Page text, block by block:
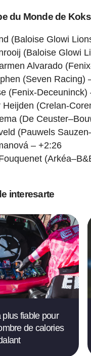
du Monde de
(Baloise Glowi
(Baloise Glowi
Alvarado
(Seven Racing)
(Fenix-Deceuninck)
Heijden (Crelan-
(De
(Pauwels
– +2:26
interesarte
fiable pour
de calories